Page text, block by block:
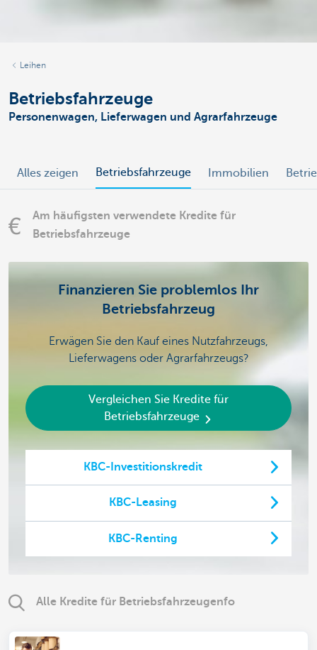
Leihen
Betriebsfahrzeuge
Personenwagen, Lieferwagen und Agrarfahrzeuge
Alles zeigen Betriebsfahrzeuge Immobilien
Am häufigsten verwendete Kredite für
Betriebsfahrzeuge
Finanzieren Sie problemlos Ihr
Betriebsfahrzeug
Erwägen Sie den Kauf eines Nutzfahrzeugs,
Lieferwagens oder Agrarfahrzeugs?
Vergleichen Sie Kredite für
Betriebsfahrzeuge
KBC-Investitionskredit
KBC-Leasing
KBC-Renting
Alle Kredite für Betriebsfahrzeugenfo